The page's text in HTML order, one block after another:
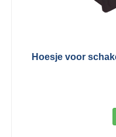
Hoesje voor